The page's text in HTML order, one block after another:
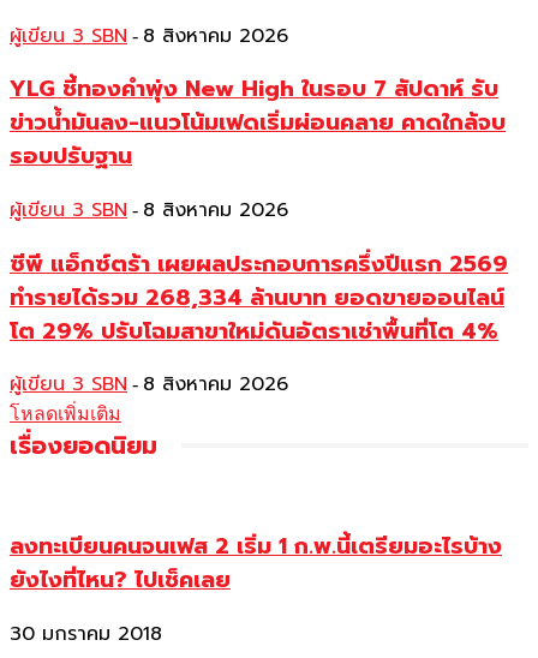
ผู้เขียน 3 SBN - 8 สิงหาคม 2026
YLG ชี้ทองคำพุ่ง New High ในรอบ 7 สัปดาห์ รับ
ข่าวน้ำมันลง-แนวโน้มเฟดเริ่มผ่อนคลาย คาดใกล้จบ
รอบปรับฐาน
ผู้เขียน 3 SBN - 8 สิงหาคม 2026
ซีพี แอ็กซ์ตร้า เผยผลประกอบการครึ่งปีแรก 2569
ทำรายได้รวม 268,334 ล้านบาท ยอดขายออนไลน์
โต 29% ปรับโฉมสาขาใหม่ดันอัตราเช่าพื้นที่โต 4%
ผู้เขียน 3 SBN - 8 สิงหาคม 2026
โหลดเพิ่มเติม
เรื่องยอดนิยม
ลงทะเบียนคนจนเฟส 2 เริ่ม 1 ก.พ.นี้เตรียมอะไรบ้าง
ยังไงที่ไหน? ไปเช็คเลย
30 มกราคม 2018